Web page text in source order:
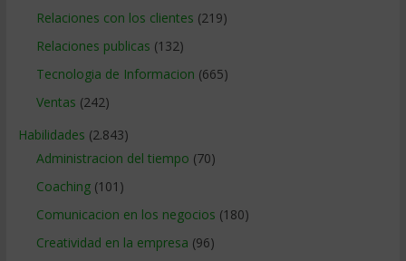
Relaciones con los clientes (219)
Relaciones publicas (132)
Tecnologia de Informacion (665)
Ventas (242)
Habilidades (2.843)
Administracion del tiempo (70)
Coaching(101)
Comunicacion en los negocios (180)
Creatividad en la empresa (96)